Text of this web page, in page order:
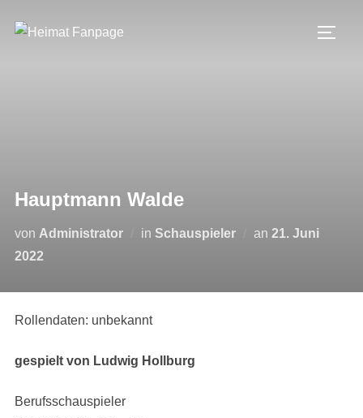
Inhalt
Hauptmann Walde
von Administrator in Schauspieler an Veröffentlicht
21. Juni
2022
Rollendaten: unbekannt
gespielt von Ludwig Hollburg
Berufsschauspieler